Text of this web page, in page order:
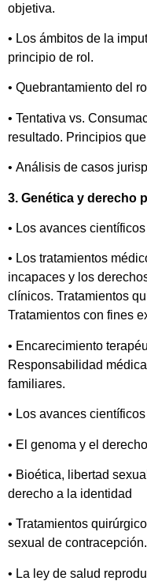
objetiva.
• Los ámbitos de la
principio de rol.
• Quebrantamiento del
• Tentativa vs.
resultado. Principios
• Análisis de casos
3. Genética y derecho
• Los avances
• Los tratamientos
incapaces y los
clínicos. Tratamientos
Tratamientos con fines
• Encarecimiento
Responsabilidad
familiares.
• Los avances
• El genoma y el
• Bioética, libertad
derecho a la identidad
• Tratamientos
sexual de
• La ley de salud